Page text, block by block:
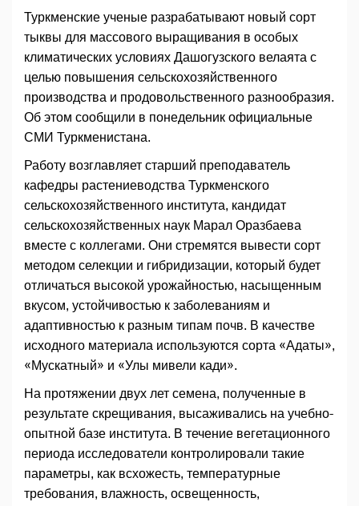
Туркменские ученые разрабатывают новый сорт
тыквы для массового выращивания в особых
климатических условиях Дашогузского велаята с
целью повышения сельскохозяйственного
производства и продовольственного разнообразия.
Об этом сообщили в понедельник официальные
СМИ Туркменистана.
Работу возглавляет старший преподаватель
кафедры растениеводства Туркменского
сельскохозяйственного института, кандидат
сельскохозяйственных наук Марал Оразбаева
вместе с коллегами. Они стремятся вывести сорт
методом селекции и гибридизации, который будет
отличаться высокой урожайностью, насыщенным
вкусом, устойчивостью к заболеваниям и
адаптивностью к разным типам почв. В качестве
исходного материала используются сорта «Адаты»,
«Мускатный» и «Улы мивели кади».
На протяжении двух лет семена, полученные в
результате скрещивания, высаживались на учебно-
опытной базе института. В течение вегетационного
периода исследователи контролировали такие
параметры, как всхожесть, температурные
требования, влажность, освещенность,